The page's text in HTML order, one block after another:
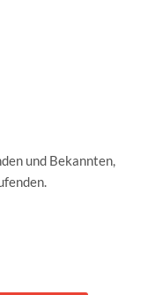
und Bekannten,